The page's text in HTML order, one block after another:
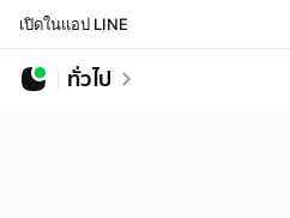
เปิดในแอป LINE
ทั่วไป